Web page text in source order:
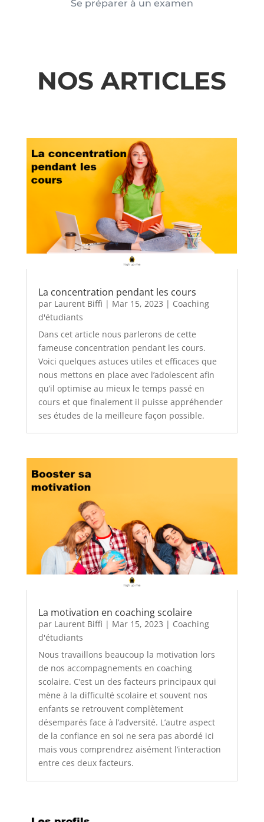
Se préparer à un examen
NOS ARTICLES
La concentration pendant les cours
par Laurent Biffi | Mar 15, 2023 | Coaching
d'étudiants
Dans cet article nous parlerons de cette
fameuse concentration pendant les cours.
Voici quelques astuces utiles et efficaces que
nous mettons en place avec l’adolescent afin
qu’il optimise au mieux le temps passé en
cours et que finalement il puisse appréhender
ses études de la meilleure façon possible.
La motivation en coaching scolaire
par Laurent Biffi | Mar 15, 2023 | Coaching
d'étudiants
Nous travaillons beaucoup la motivation lors
de nos accompagnements en coaching
scolaire. C’est un des facteurs principaux qui
mène à la difficulté scolaire et souvent nos
enfants se retrouvent complètement
désemparés face à l’adversité. L’autre aspect
de la confiance en soi ne sera pas abordé ici
mais vous comprendrez aisément l’interaction
entre ces deux facteurs.